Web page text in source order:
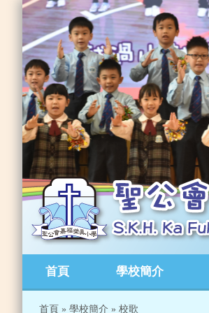
首頁 學校簡介
首頁 » 學校簡介 » 校歌